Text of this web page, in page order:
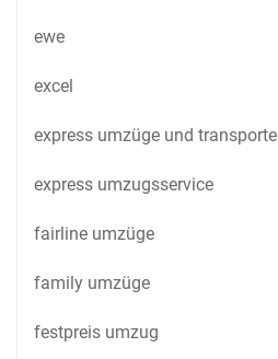
ewe
excel
express umzüge und transporte
express umzugsservice
fairline umzüge
family umzüge
festpreis umzug